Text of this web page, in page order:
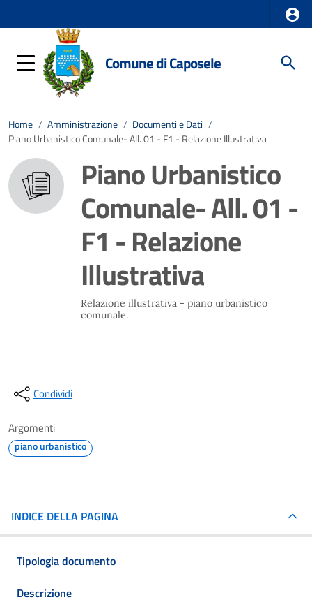
Comune di Caposele
Home / Amministrazione / Documenti e Dati /
Piano Urbanistico Comunale- All. 01 - F1 - Relazione Illustrativa
Piano Urbanistico
Comunale- All. 01 -
F1 - Relazione
Illustrativa
Relazione illustrativa - piano urbanistico
comunale.
Condividi
Argomenti
piano urbanistico
INDICE DELLA PAGINA
Tipologia documento
Descrizione